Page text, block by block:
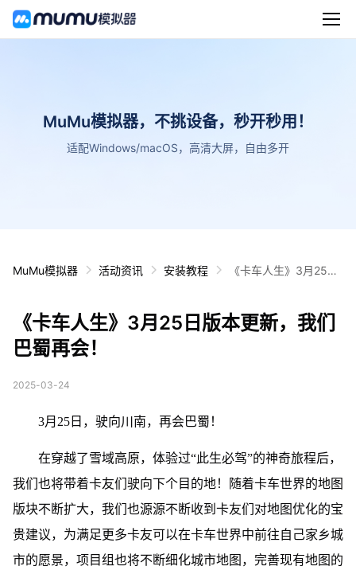
MuMu模拟器，不挑设备，秒开秒用！
适配Windows/macOS，高清大屏，自由多开
MuMu模拟器 活动资讯 安装教程
《卡车人生》3月25日
《卡车人生》3月25日版本更新，我们
巴蜀再会！
2025-03-24
3月25日，驶向川南，再会巴蜀！
在穿越了雪域高原，体验过“此生必驾”的神奇旅程后，
我们也将带着卡友们驶向下个目的地！随着卡车世界的地图
版块不断扩大，我们也源源不断收到卡友们对地图优化的宝
贵建议，为满足更多卡友可以在卡车世界中前往自己家乡城
市的愿景，项目组也将不断细化城市地图，完善现有地图的